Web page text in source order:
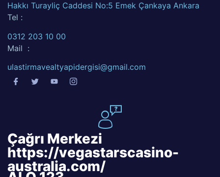
Hakkı Turayliç Caddesi No:5 Emek Çankaya Ankara
Tel :
0312 203 10 00
Mail :
ulastirmavealtyapidergisi@gmail.com
Çağrı Merkezi
https://vegastarscasino-
australia.com/